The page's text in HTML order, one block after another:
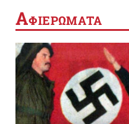
ΑΦΙΕΡΩΜΑΤΑ